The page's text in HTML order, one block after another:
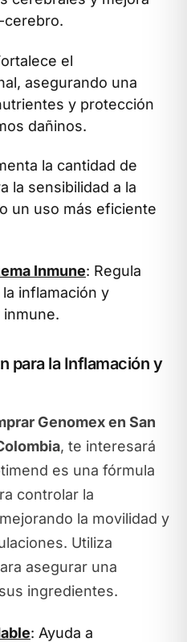
cerebro.
el
asegurando una
y protección
dañinos.
la cantidad de
la sensibilidad a la
un uso más eficiente
Inmune: Regula
inflamación y
para la Inflamación y
Genomex en San
, te interesará
es una fórmula
controlar la
la movilidad y
Utiliza
asegurar una
ingredientes.
: Ayuda a